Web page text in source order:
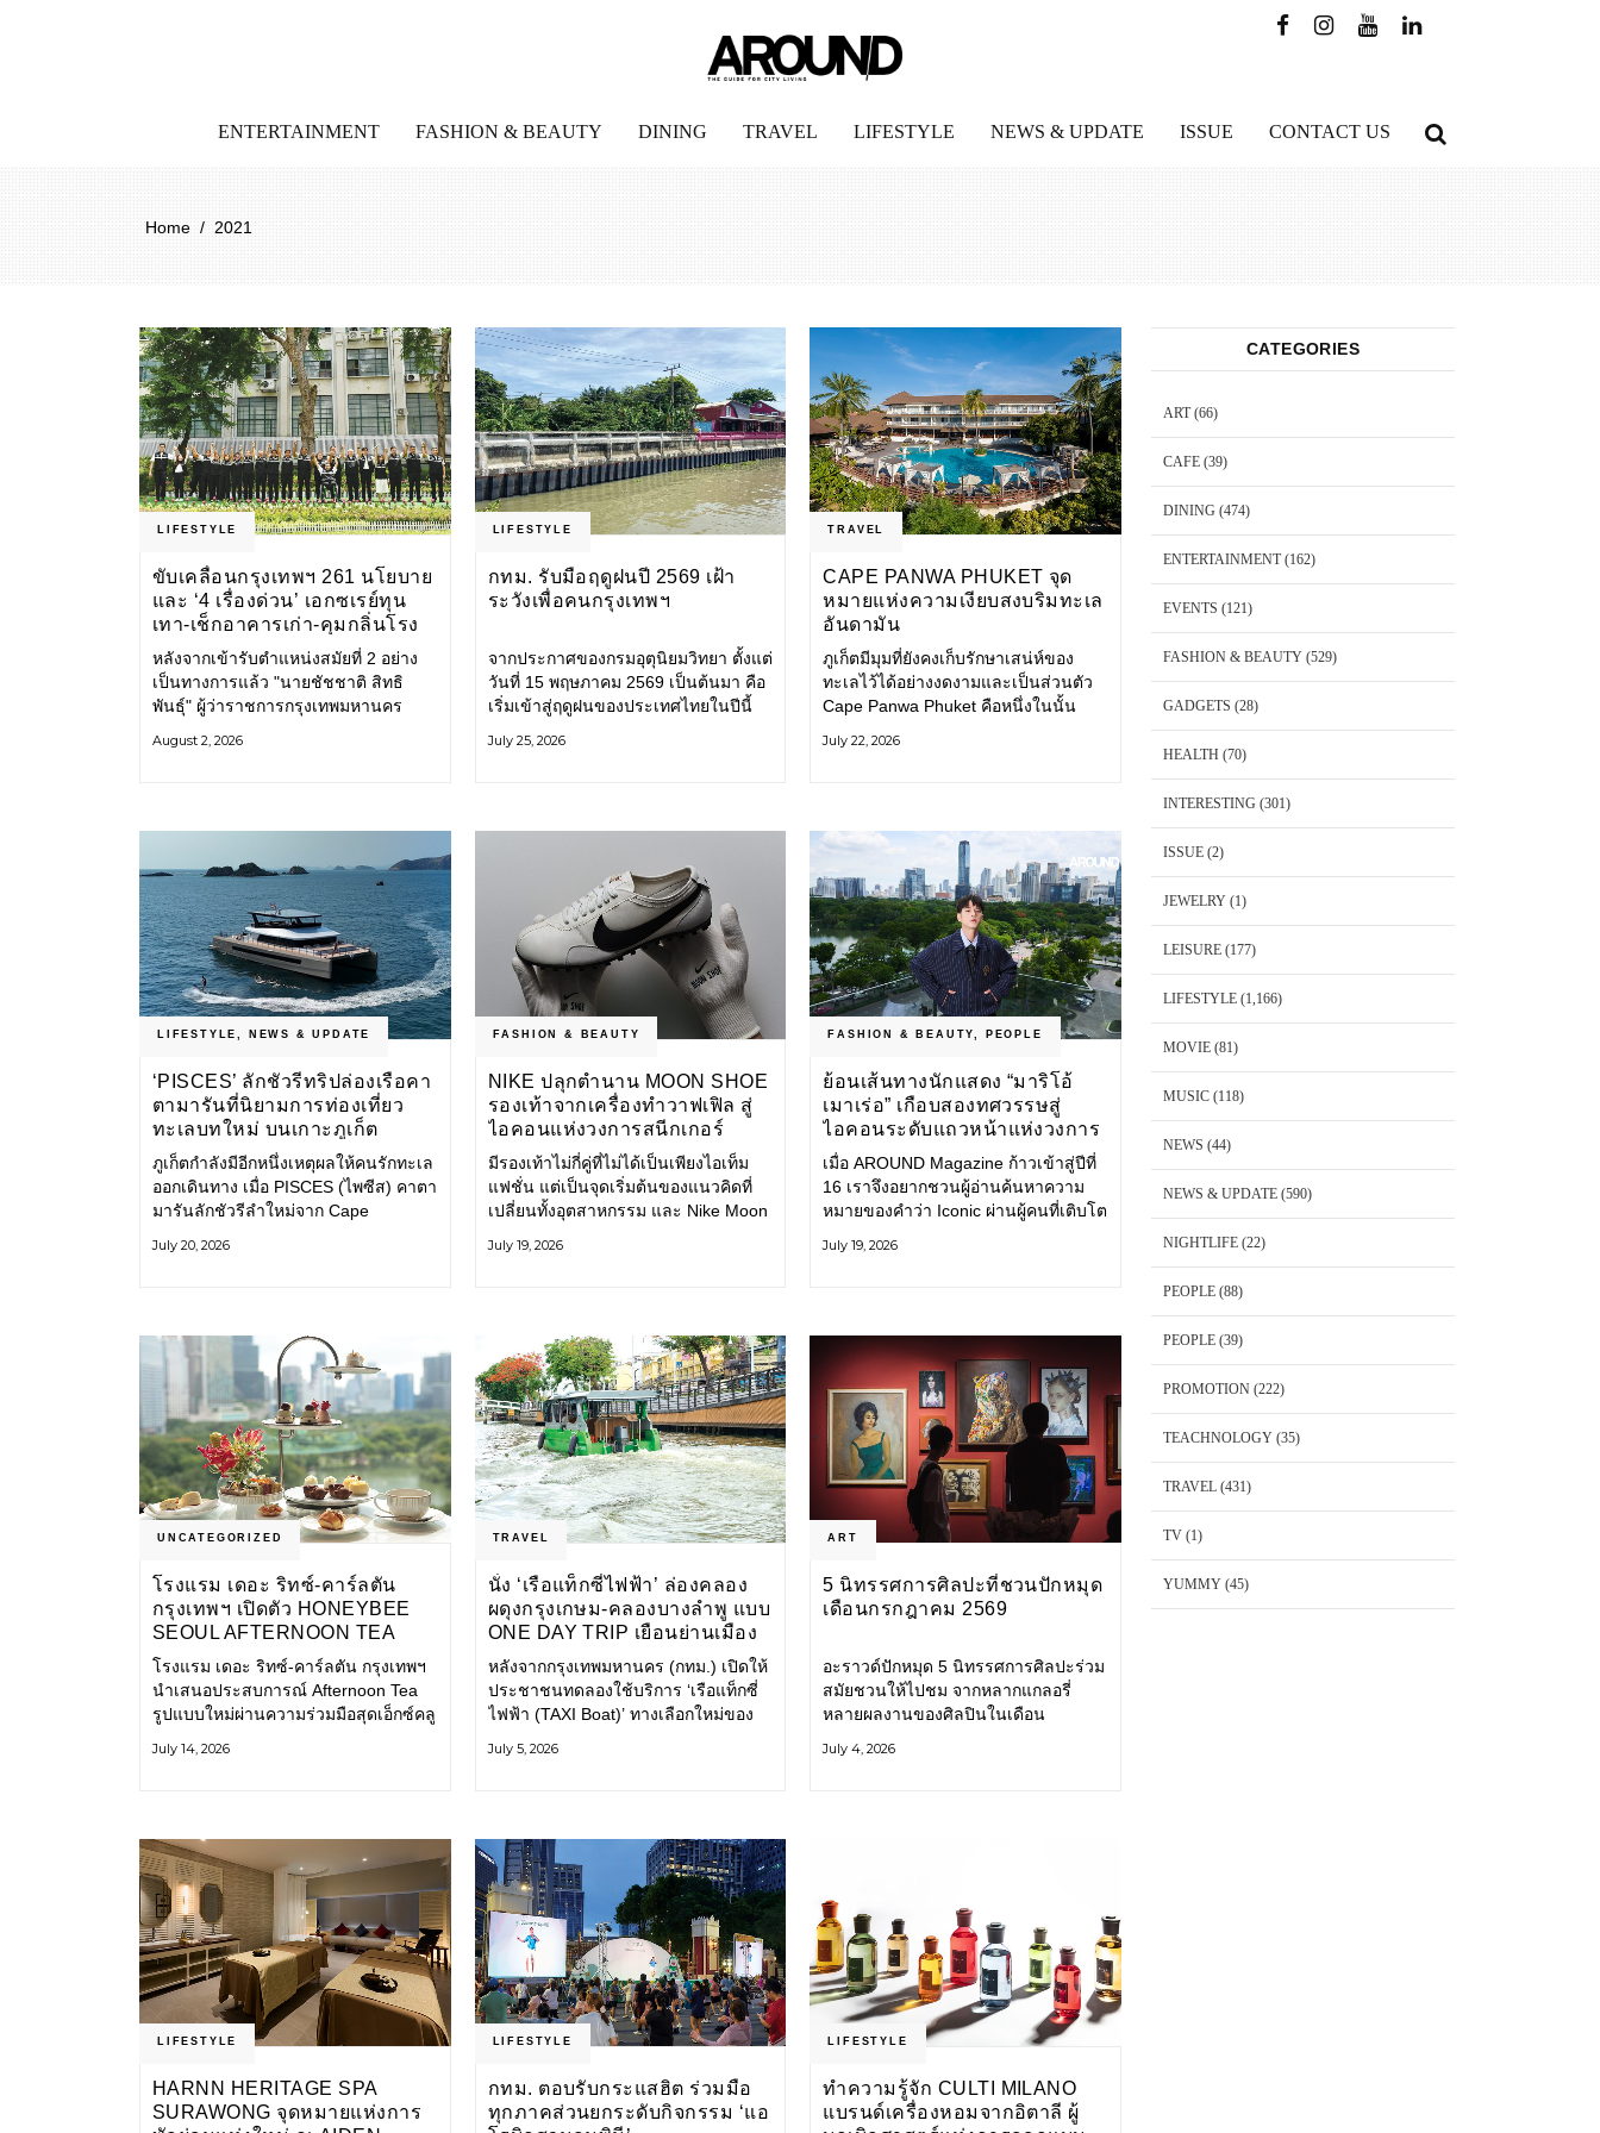
ENTERTAINMENT FASHION & BEAUTY DINING TRAVEL LIFESTYLE NEWS & UPDATE ISSUE CONTACT US
Home / 2021
LIFESTYLE
ขับเคลื่อนกรุงเทพฯ 261 นโยบาย
และ ‘4 เรื่องด่วน’ เอกซเรย์ทุน
เทา-เช็กอาคารเก่า-คุมกลิ่นโรง
ขยะ-ขีดเส้นสอบทุจริต
หลังจากเข้ารับตำแหน่งสมัยที่ 2 อย่าง
เป็นทางการแล้ว "นายชัชชาติ สิทธิ
พันธุ์" ผู้ว่าราชการกรุงเทพมหานคร
แปลงนโยบายสู่แผนยุทธศาสตร์ จัด
August 2, 2026
LIFESTYLE
กทม. รับมือฤดูฝนปี 2569 เฝ้า
ระวังเพื่อคนกรุงเทพฯ
จากประกาศของกรมอุตุนิยมวิทยา ตั้งแต่
วันที่ 15 พฤษภาคม 2569 เป็นต้นมา คือ
เริ่มเข้าสู่ฤดูฝนของประเทศไทยในปีนี้
รับมือน้ำท่วม และเดินหน้าพัฒนา
July 25, 2026
TRAVEL
CAPE PANWA PHUKET จุด
หมายแห่งความเงียบสงบริมทะเล
อันดามัน
ภูเก็ตมีมุมที่ยังคงเก็บรักษาเสน่ห์ของ
ทะเลไว้ได้อย่างงดงามและเป็นส่วนตัว
Cape Panwa Phuket คือหนึ่งในนั้น
& Kantary Hotels ตั้งอยู่บนแหลมพันวา
July 22, 2026
LIFESTYLE NEWS & UPDATE
‘PISCES’ ลักชัวรีทริปล่องเรือคา
ตามารันที่นิยามการท่องเที่ยว
ทะเลบทใหม่ บนเกาะภูเก็ต
ภูเก็ตกำลังมีอีกหนึ่งเหตุผลให้คนรักทะเล
ออกเดินทาง เมื่อ PISCES (ไพซีส) คาตา
มารันลักชัวรีลำใหม่จาก Cape
ทะเลอันดามันและอ่าวพังงาในมุมที่ต่าง
เป็นส่วนหนึ่งของการเดินทาง ทั้งงาน
บริการ สิ่งอำนวยความสะดวก
July 20, 2026
FASHION & BEAUTY
NIKE ปลุกตำนาน MOON SHOE
รองเท้าจากเครื่องทำวาฟเฟิล สู่
ไอคอนแห่งวงการสนีกเกอร์
มีรองเท้าไม่กี่คู่ที่ไม่ได้เป็นเพียงไอเท็ม
แฟชั่น แต่เป็นจุดเริ่มต้นของแนวคิดที่
เปลี่ยนทั้งอุตสาหกรรม และ Nike Moon
ไอคอนที่ถือกำเนิดเมื่อกว่าครึ่งศตวรรษ
Nike
July 19, 2026
FASHION & BEAUTY PEOPLE
ย้อนเส้นทางนักแสดง “มาริโอ้
เมาเร่อ” เกือบสองทศวรรษสู่
ไอคอนระดับแถวหน้าแห่งวงการ
บันเทิงไทย
เมื่อ AROUND Magazine ก้าวเข้าสู่ปีที่
16 เราจึงอยากชวนผู้อ่านค้นหาความ
หมายของคำว่า Iconic ผ่านผู้คนที่เติบโต
ตนไว้อย่างมั่นคง หนึ่งในนั้นคือ มาริโอ้
July 19, 2026
UNCATEGORIZED
โรงแรม เดอะ ริทซ์-คาร์ลตัน
กรุงเทพฯ เปิดตัว HONEYBEE
SEOUL AFTERNOON TEA
COLLABORATION ณ คาเลโอ
(CALEŌ) ชวนสัมผัสเสน่ห์ของ
ขนมหวานร่วมสมัยจากกรุงโซล
โรงแรม เดอะ ริทซ์-คาร์ลตัน กรุงเทพฯ
นำเสนอประสบการณ์ Afternoon Tea
รูปแบบใหม่ผ่านความร่วมมือสุดเอ็กซ์คลู
หวานสไตล์ฝรั่งเศสร่วมสมัยชื่อดังจาก
July 14, 2026
TRAVEL
นั่ง ‘เรือแท็กซี่ไฟฟ้า’ ล่องคลอง
ผดุงกรุงเกษม-คลองบางลำพู แบบ
ONE DAY TRIP เยือนย่านเมือง
เก่า เที่ยววิถีสโลว์ไลฟ์แบบรักษ์
โลก
หลังจากกรุงเทพมหานคร (กทม.) เปิดให้
ประชาชนทดลองใช้บริการ ‘เรือแท็กซี่
ไฟฟ้า (TAXI Boat)’ ทางเลือกใหม่ของ
และเป็นมิตรกับสิ่งแวดล้อม ผ่าน
July 5, 2026
ART
5 นิทรรศการศิลปะที่ชวนปักหมุด
เดือนกรกฎาคม 2569
อะราวด์ปักหมุด 5 นิทรรศการศิลปะร่วม
สมัยชวนให้ไปชม จากหลากแกลอรี่
หลายผลงานของศิลปินในเดือน
วันนี้ – 16 สิงหาคม 2569 นิทรรศการ
July 4, 2026
LIFESTYLE
HARNN HERITAGE SPA
SURAWONG จุดหมายแห่งการ
LIFESTYLE
กทม. ตอบรับกระแสฮิต ร่วมมือ
ทุกภาคส่วนยกระดับกิจกรรม ‘แอ
LIFESTYLE
ทำความรู้จัก CULTI MILANO
แบรนด์เครื่องหอมจากอิตาลี ผู้
CATEGORIES
ART(66)
CAFE (39)
DINING (474)
ENTERTAINMENT(162)
EVENTS (121)
FASHION & BEAUTY (529)
GADGETS (28)
HEALTH (70)
INTERESTING (301)
ISSUE (2)
JEWELRY (1)
LEISURE (177)
LIFESTYLE (1,166)
MOVIE (81)
MUSIC (118)
NEWS (44)
NEWS & UPDATE (590)
NIGHTLIFE (22)
PEOPLE (88)
PEOPLE (39)
PROMOTION (222)
TEACHNOLOGY (35)
TRAVEL (431)
TV (1)
YUMMY (45)